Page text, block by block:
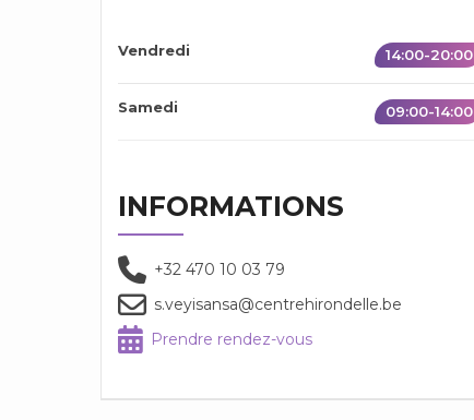
Vendredi 14:00-20:00
Samedi 09:00-14:00
INFORMATIONS
+32 470 10 03 79
s.veyisansa@centrehirondelle.be
Prendre rendez-vous